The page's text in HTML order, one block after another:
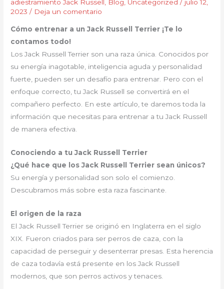
adiestramiento Jack Russell Blog Uncategorized / julio 12,
2023/ Deja un comentario
Cómo entrenar a un Jack Russell Terrier ¡Te lo
contamos todo!
Los Jack Russell Terrier son una raza única. Conocidos por
su energía inagotable, inteligencia aguda y personalidad
fuerte, pueden ser un desafío para entrenar. Pero con el
enfoque correcto, tu Jack Russell se convertirá en el
compañero perfecto. En este artículo, te daremos toda la
información que necesitas para entrenar a tu Jack Russell
de manera efectiva.
Conociendo a tu Jack Russell Terrier
¿Qué hace que los Jack Russell Terrier sean únicos?
Su energía y personalidad son solo el comienzo.
Descubramos más sobre esta raza fascinante.
El origen de la raza
El Jack Russell Terrier se originó en Inglaterra en el siglo
XIX. Fueron criados para ser perros de caza, con la
capacidad de perseguir y desenterrar presas. Esta herencia
de caza todavía está presente en los Jack Russell
modernos, que son perros activos y tenaces.